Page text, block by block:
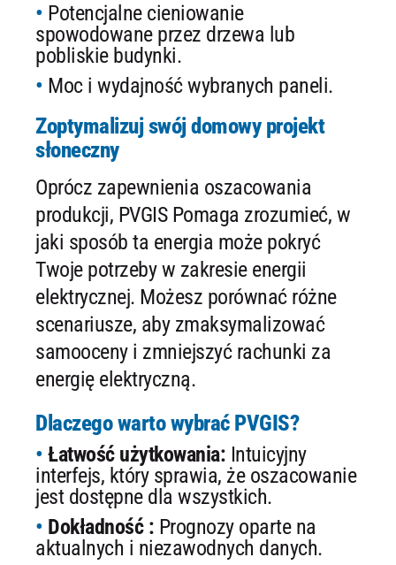
Potencjalne cieniowanie
spowodowane przez drzewa lub
pobliskie budynki.
Moc i wydajność wybranych paneli.
Zoptymalizuj swój domowy projekt
słoneczny
Oprócz zapewnienia oszacowania
produkcji, PVGIS Pomaga zrozumieć, w
jaki sposób ta energia może pokryć
Twoje potrzeby w zakresie energii
elektrycznej. Możesz porównać różne
scenariusze, aby zmaksymalizować
samooceny i zmniejszyć rachunki za
energię elektryczną.
Dlaczego warto wybrać PVGIS?
Łatwość użytkowania: Intuicyjny
interfejs, który sprawia, że ​​oszacowanie
jest dostępne dla wszystkich.
Dokładność : Prognozy oparte na
aktualnych i niezawodnych danych.